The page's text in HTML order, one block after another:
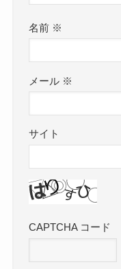
名前 ※
メール ※
サイト
CAPTCHA コード